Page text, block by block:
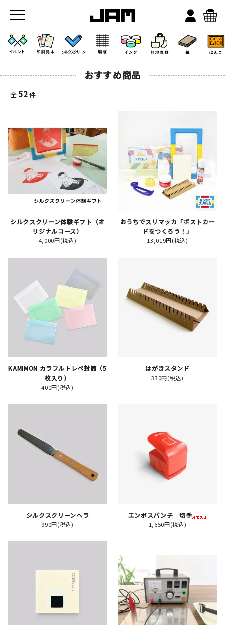
JAMのこと
お店/ワークスペース
シルクスクリーン
無地素材
はんこ
文房具
イベント・ワークショップ
おすすめ商品
全52件
シルクスクリーン体験ギフト（オ
リジナルコース）
4,000円(税込)
おうちでスリマッカ「ポストカー
ドをつくろう！」
13,019円(税込)
KAMIMON カラフルトレペ封筒（5
枚入り）
400円(税込)
はがきスタンド
330円(税込)
シルクスクリーンヘラ
990円(税込)
エンボスパンチ 切手
1,650円(税込)